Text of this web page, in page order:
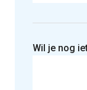
Wil je nog